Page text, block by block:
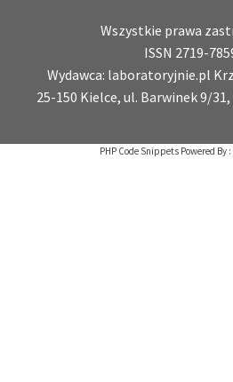
Wszystkie prawa
ISSN 2719-
Wydawca: laboratoryjnie.pl
25-150 Kielce, ul. Barwinek 9/31,
PHP Code Snippets Powered By :